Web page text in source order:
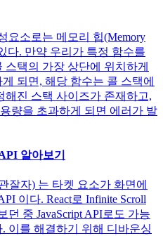
요소로는 메모리 힙(Memory
다. 만약 우리가 특정 함수를
택의 가장 상단에 위치하게
되면, 해당 함수는 콜 스택에
해진 스택 사이즈가 존재하고,
량을 초과하게 되면 에러가 발
알아보기
잘자) 는 타켓 요소가 화면에
이다. React로 Infinite Scroll
중 JavaScript API로도 가능
이를 해결하기 위해 디바운싱